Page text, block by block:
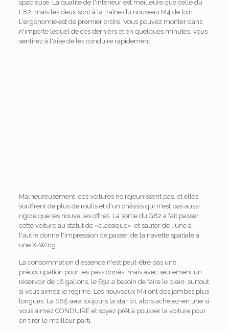
spacieuse. La qualité de l'intérieur est meilleure que celle du
F82, mais les deux sont à la traîne du nouveau M4 de loin.
L'ergonomie est de premier ordre. Vous pouvez monter dans
n'importe lequel de ces derniers et en quelques minutes, vous
sentirez à l'aise de les conduire rapidement.
Malheureusement, ces voitures ne rajeunissent pas, et elles
souffrent de plus de roulis et d'un châssis qui n'est pas aussi
rigide que les nouvelles offres. La sortie du G82 a fait passer
cette voiture au statut de «classique», et sauter de l'une à
l'autre donne l'impression de passer de la navette spatiale à
une X-Wing.
La consommation d'essence n'est peut-être pas une
préoccupation pour les passionnés, mais avec seulement un
réservoir de 16 gallons, le E92 a besoin de faire le plein, surtout
si vous aimez le régime. Les nouveaux M4 ont des jambes plus
longues. La S65 sera toujours la star ici, alors achetez-en une si
vous aimez CONDUIRE et soyez prêt à pousser la voiture pour
en tirer le meilleur parti.